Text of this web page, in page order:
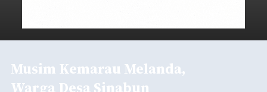
Musim Kemarau Melanda,
Warga Desa Sinabun